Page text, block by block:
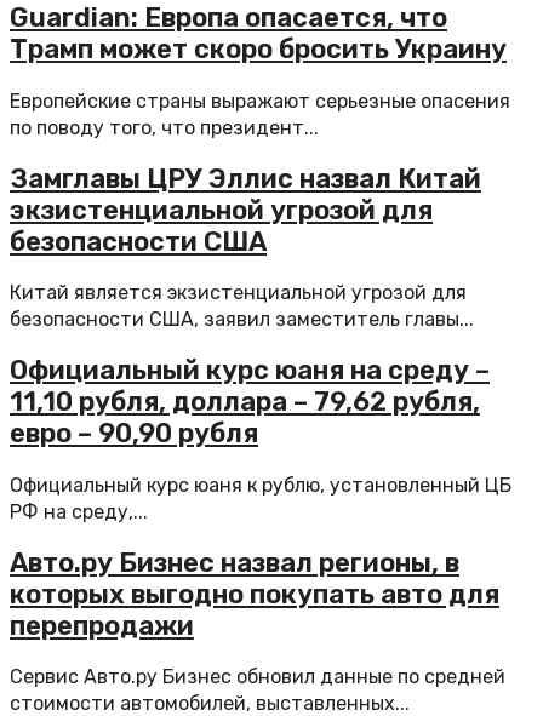
Guardian: Европа опасается, что
Трамп может скоро бросить Украину
Европейские страны выражают серьезные опасения
по поводу того, что президент...
Замглавы ЦРУ Эллис назвал Китай
экзистенциальной угрозой для
безопасности США
Китай является экзистенциальной угрозой для
безопасности США, заявил заместитель главы...
Официальный курс юаня на среду –
11,10 рубля, доллара – 79,62 рубля,
евро – 90,90 рубля
Официальный курс юаня к рублю, установленный ЦБ
РФ на среду,...
Авто.ру Бизнес назвал регионы, в
которых выгодно покупать авто для
перепродажи
Сервис Авто.ру Бизнес обновил данные по средней
стоимости автомобилей, выставленных...